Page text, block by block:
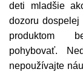
deti mladšie
dozoru
pohybovať.
nepoužívajte